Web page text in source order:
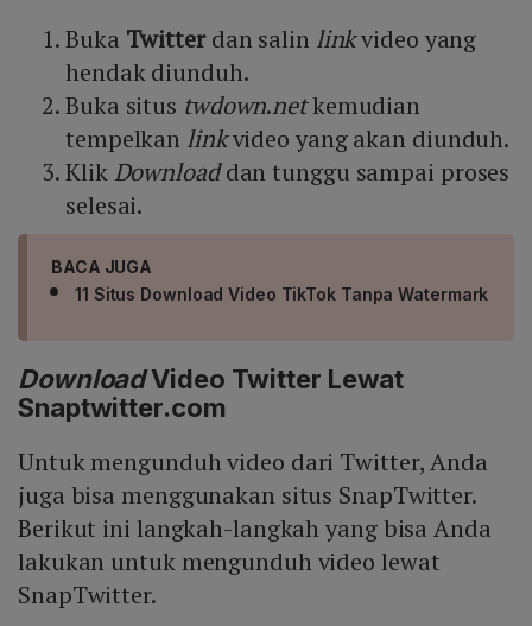
Buka Twitterdan salin linkvideo yang
hendak diunduh.
Buka situs twdown.netkemudian
tempelkan linkvideo yang akan diunduh.
Klik Downloaddan tunggu sampai proses
selesai.
BACA JUGA
11 Situs Download Video TikTok Tanpa Watermark
DownloadVideo Twitter Lewat
Snaptwitter.com
Untuk mengunduh video dari Twitter, Anda
juga bisa menggunakan situs SnapTwitter.
Berikut ini langkah-langkah yang bisa Anda
lakukan untuk mengunduh video lewat
SnapTwitter.